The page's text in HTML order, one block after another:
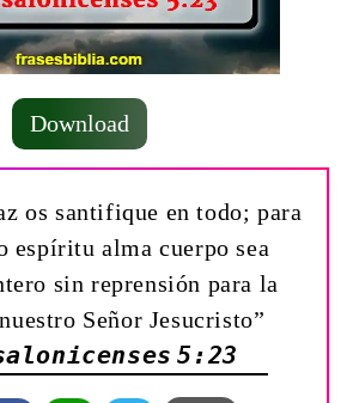
Download
os santifique en todo; para
espíritu alma cuerpo sea
sin reprensión para la
Señor Jesucristo”
5:23